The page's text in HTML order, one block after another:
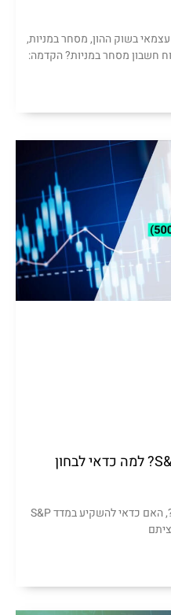
בשוק ההון, מסחר במניות,
חשבון מסחר במניות? הקדמה:
מדד S&P 500, מה זה מדד S&P? למה כדאי לבחון
מדד S&P 500, מה זה מדד S&P500?, האם כדאי להשקיע במדד S&P